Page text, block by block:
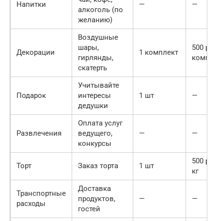
Напитки
алкоголь (по
желанию)
— —
Декорации
Воздушные
шары,
гирлянды,
скатерть
1 комплект
500
Подарок
Учитывайте
интересы
дедушки
1 шт —
Развлечения
Оплата услуг
ведущего,
конкурсы
— —
Торт Заказ торта 1 шт
500
кг
Транспортные
расходы
Доставка
продуктов,
гостей
— —